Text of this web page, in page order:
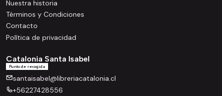
Nuestra historia
Términos y Condiciones
Contacto
Política de privacidad
Catalonia Santa Isabel
Punto de recogida
santaisabel@libreriacatalonia.cl
+56227428556